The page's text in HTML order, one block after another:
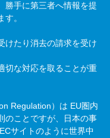
勝手に第三者へ情報を提
。
けたり消去の請求を受け
切な対応を取ることが重
Regulation）は EU圏内
のことですが、日本の事
ECサイトのように世界中